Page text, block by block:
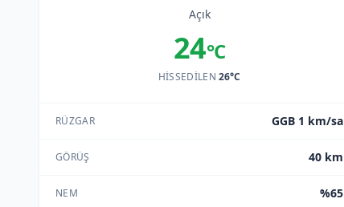
Açık
24°C
HISSEDILEN26°C
RÜZGAR GGB 1 km/sa
GÖRÜŞ 40 km
NEM %65